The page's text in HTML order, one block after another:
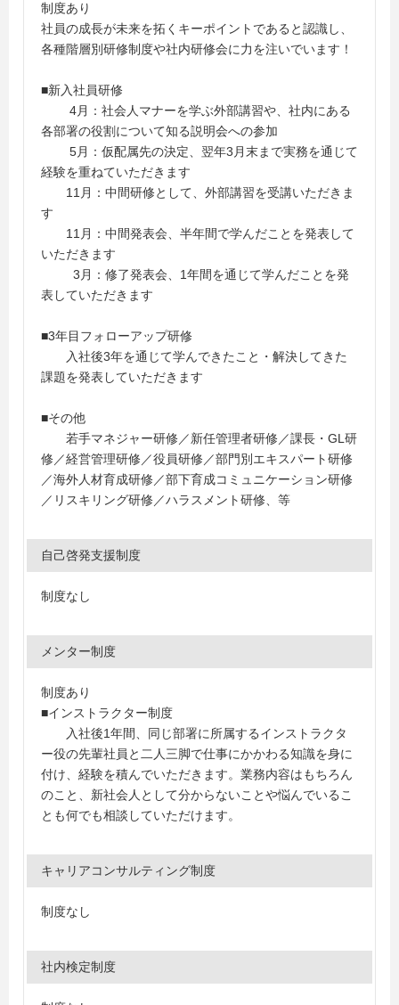
制度あり
社員の成長が未来を拓くキーポイントであると認識し、
各種階層別研修制度や社内研修会に力を注いでいます！
■新入社員研修
4月：社会人マナーを学ぶ外部講習や、社内にある
各部署の役割について知る説明会への参加
5月：仮配属先の決定、翌年3月末まで実務を通じて
経験を重ねていただきます
11月：中間研修として、外部講習を受講いただきま
す
11月：中間発表会、半年間で学んだことを発表して
いただきます
3月：修了発表会、1年間を通じて学んだことを発
表していただきます
■3年目フォローアップ研修
入社後3年を通じて学んできたこと・解決してきた
課題を発表していただきます
■その他
若手マネジャー研修／新任管理者研修／課長・GL研
修／経営管理研修／役員研修／部門別エキスパート研修
／海外人材育成研修／部下育成コミュニケーション研修
／リスキリング研修／ハラスメント研修、等
自己啓発支援制度
制度なし
メンター制度
制度あり
■インストラクター制度
入社後1年間、同じ部署に所属するインストラクタ
ー役の先輩社員と二人三脚で仕事にかかわる知識を身に
付け、経験を積んでいただきます。業務内容はもちろん
のこと、新社会人として分からないことや悩んでいるこ
とも何でも相談していただけます。
キャリアコンサルティング制度
制度なし
社内検定制度